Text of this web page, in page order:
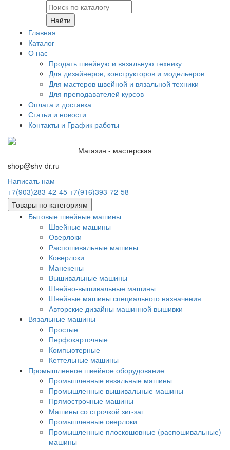
Найти
Главная
Каталог
О нас
Продать швейную и вязальную технику
Для дизайнеров, конструкторов и модельеров
Для мастеров швейной и вязальной техники
Для преподавателей курсов
Оплата и доставка
Статьи и новости
Контакты и График работы
Магазин - мастерская
shop@shv-dr.ru
Написать нам
+7(903)283-42-45 +7(916)393-72-58
Товары по категориям
Бытовые швейные машины
Швейные машины
Оверлоки
Распошивальные машины
Коверлоки
Манекены
Вышивальные машины
Швейно-вышивальные машины
Швейные машины специального назначения
Авторские дизайны машинной вышивки
Вязальные машины
Простые
Перфокарточные
Компьютерные
Кеттельные машины
Промышленное швейное оборудование
Промышленные вязальные машины
Промышленные вышивальные машины
Прямострочные машины
Машины со строчкой зиг-заг
Промышленные оверлоки
Промышленные плоскошовные (распошивальные)
машины